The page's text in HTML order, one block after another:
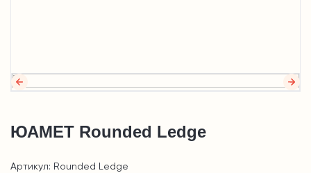
ЮАМЕТ Rounded Ledge
Артикул: Rounded Ledge